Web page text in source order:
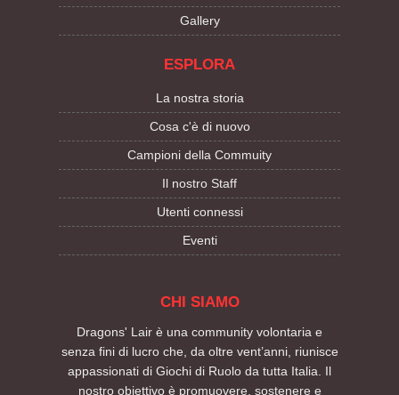
Gallery
ESPLORA
La nostra storia
Cosa c'è di nuovo
Campioni della Commuity
Il nostro Staff
Utenti connessi
Eventi
CHI SIAMO
Dragons' Lair è una community volontaria e
senza fini di lucro che, da oltre vent’anni, riunisce
appassionati di Giochi di Ruolo da tutta Italia. Il
nostro obiettivo è promuovere, sostenere e